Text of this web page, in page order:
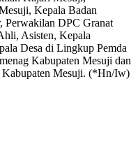
Kepala Badan
Perwakilan DPC Granat
Asisten, Kepala
Desa di Lingkup Pemda
Kabupaten Mesuji dan
Kabupaten Mesuji. (*Hn/Iw)